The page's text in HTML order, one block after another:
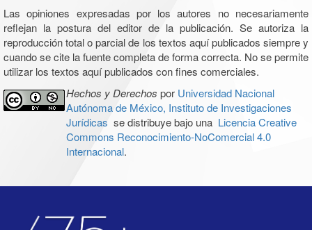
Las opiniones expresadas por los autores no necesariamente
reflejan la postura del editor de la publicación. Se autoriza la
reproducción total o parcial de los textos aquí publicados siempre y
cuando se cite la fuente completa de forma correcta. No se permite
utilizar los textos aquí publicados con fines comerciales.
Hechos y Derechos por Universidad Nacional
Autónoma de México, Instituto de Investigaciones
Jurídicas se distribuye bajo una Licencia Creative
Commons Reconocimiento-NoComercial 4.0
Internacional.